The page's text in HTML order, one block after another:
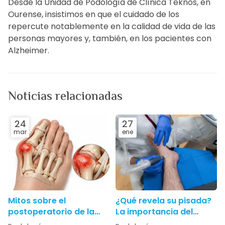
Ourense, insistimos en que el cuidado de los
repercute notablemente en la calidad de vida de las
personas mayores y, también, en los pacientes con
Alzheimer.
Noticias relacionadas
24
mar
Mitos sobre el
postoperatorio de la
27
ene
¿Qué revela su pisada?
La importancia del